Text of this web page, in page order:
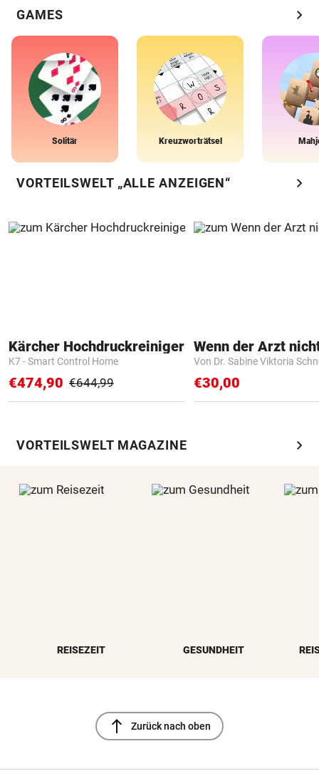
GAMES chevron_right
Solitär Kreuzworträtsel
VORTEILSWELT „ALLE ANZEIGEN“ chevron_right
Kärcher Hochdruckreiniger
K7 - Smart Control Home
€474,90 €644,99
Von Dr. Sabine Viktoria
€30,00
VORTEILSWELT MAGAZINE chevron_right
REISEZEIT GESUNDHEIT
north Zurück nach oben